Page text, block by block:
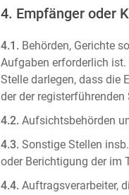
4. Empfänger oder
4.1. Behörden, Gerichte
Aufgaben erforderlich ist.
Stelle darlegen, dass die
der der registerführenden
4.2. Aufsichtsbehörden
4.3. Sonstige Stellen
oder Berichtigung der im
4.4. Auftragsverarbeiter,